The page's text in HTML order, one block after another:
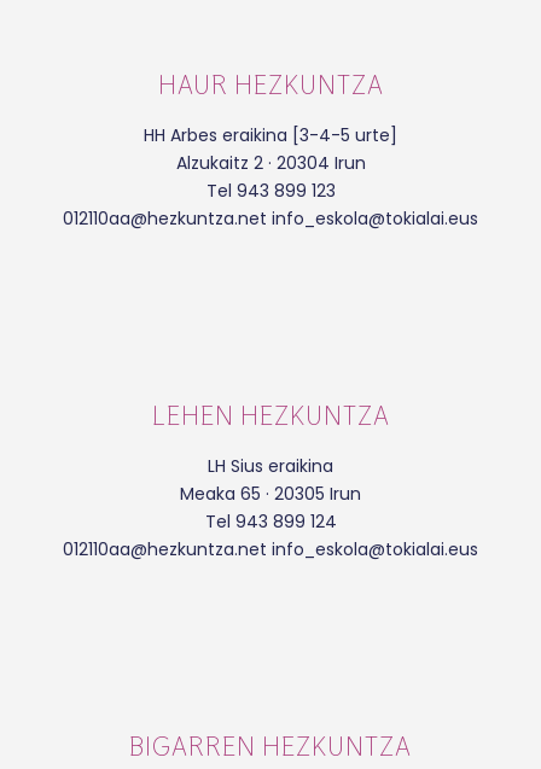
HAUR HEZKUNTZA
HH Arbes eraikina [3-4-5 urte]
Alzukaitz 2 · 20304 Irun
Tel 943 899 123
012110aa@hezkuntza.net info_eskola@tokialai.eus
LEHEN HEZKUNTZA
LH Sius eraikina
Meaka 65 · 20305 Irun
Tel 943 899 124
012110aa@hezkuntza.net info_eskola@tokialai.eus
BIGARREN HEZKUNTZA